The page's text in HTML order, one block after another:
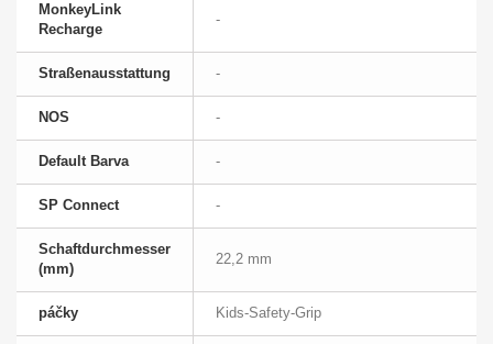
MonkeyLink
Recharge
-
Straßenausstattung -
NOS -
Default Barva -
SP Connect -
Schaftdurchmesser
(mm)
22,2 mm
páčky Kids-Safety-Grip